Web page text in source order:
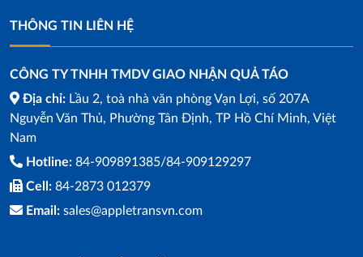
THÔNG TIN LIÊN HỆ
CÔNG TY TNHH TMDV GIAO NHẬN QUẢ TÁO
Địa chỉ: Lầu 2, toà nhà văn phòng Vạn Lợi, số 207A
Nguyễn Văn Thủ, Phường Tân Định, TP Hồ Chí Minh, Việt
Nam
Hotline: 84-909891385/84-909129297
Cell: 84-2873 012379
Email: sales@appletransvn.com